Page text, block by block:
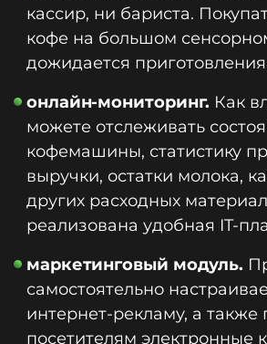
кассир, ни бариста.
кофе на большом
дожидается
онлайн-мониторинг. Как
можете отслеживать
кофемашины, статистику
выручки, остатки молока,
других расходных
реализована удобная IT-
маркетинговый модуль.
самостоятельно
интернет-рекламу, а также
посетителям электронные